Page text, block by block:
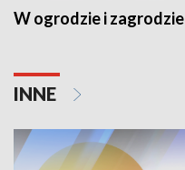
W ogrodzie i zagrodzie
INNE